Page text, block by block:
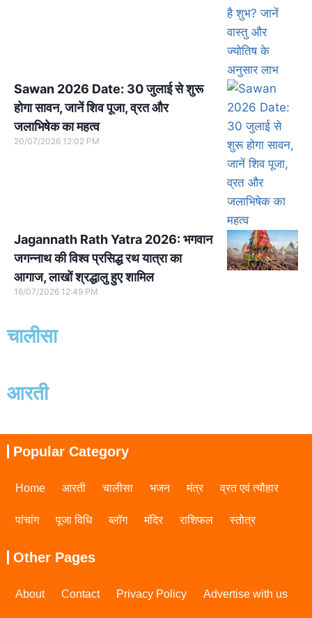
Sawan 2026 Date: 30 जुलाई से शुरू
होगा सावन, जानें शिव पूजा, व्रत और
जलाभिषेक का महत्व
20/07/2026 12:02 PM
Jagannath Rath Yatra 2026: भगवान
जगन्नाथ की विश्व प्रसिद्ध रथ यात्रा का
आगाज, लाखों श्रद्धालु हुए शामिल
16/07/2026 12:49 PM
चालीसा
आरती
Popular Category
Home आरती चालीसा भजन मंत्र व्रत एवं त्यौहार
पांचांग पूजा विधि ब्लॉग मंदिर राशिफल स्तोत्र
Other Pages
About Contact Privacy Policy Advertise with us